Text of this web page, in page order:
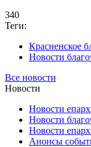
340
Теги:
Красненское
Новости
Все новости
Новости
Новости
Новости
Новости
Анонсы